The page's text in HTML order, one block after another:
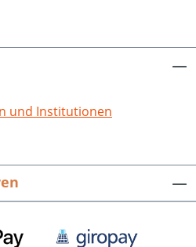
Jürgen Bäuerle.
Walter, Leiter des
256 S. mit 310
738-9. 12,90
als pdf-Datei zum
als tif-Datei zum
und Institutionen